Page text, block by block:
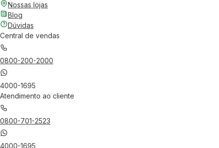
Nossas lojas
Blog
Dúvidas
Central de vendas
0800-200-2000
4000-1695
Atendimento ao cliente
0800-701-2523
4000-1695